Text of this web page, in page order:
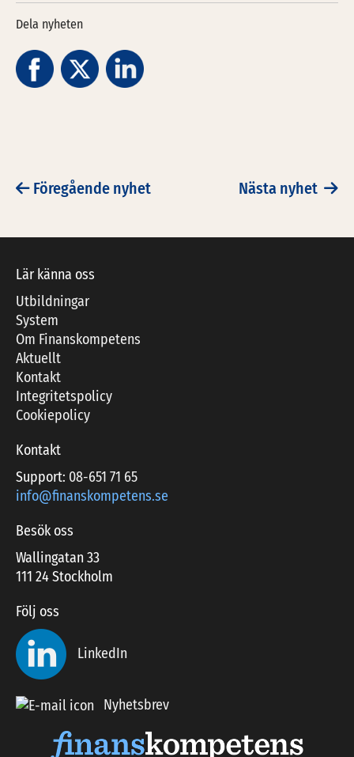
Dela nyheten
POST NAVIGATION
Föregående nyhet Nästa nyhet
Lär känna oss
Utbildningar
System
Om Finanskompetens
Aktuellt
Kontakt
Integritetspolicy
Cookiepolicy
Kontakt
Support: 08-651 71 65
info@finanskompetens.se
Besök oss
Wallingatan 33
111 24 Stockholm
Följ oss
LinkedIn
Nyhetsbrev